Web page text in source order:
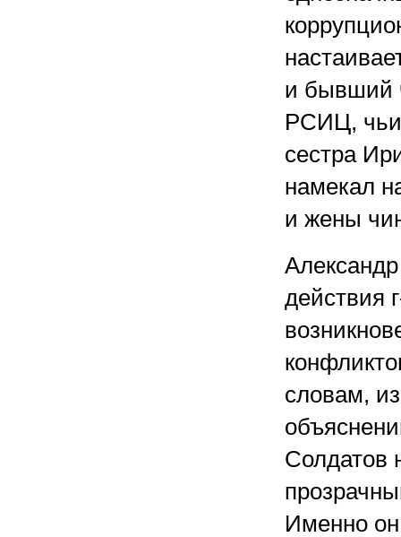
и бывший
РСИЦ,
сестра
намекал
и жены
действия
словам,
Солдатов
Именно он